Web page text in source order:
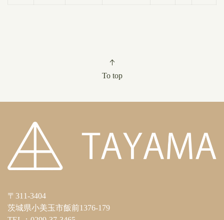
To top
〒311-3404
茨城県小美玉市飯前1376-179